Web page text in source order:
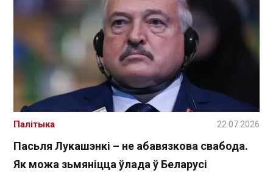
Пасьля Лукашэнкі – не абавязкова свабода.
Як можа зьмяніцца ўлада ў Беларусі
Палітыка 22.07.2026